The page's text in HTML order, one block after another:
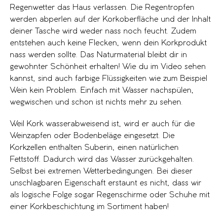
Regenwetter das Haus verlassen. Die Regentropfen
werden abperlen auf der Korkoberfläche und der Inhalt
deiner Tasche wird weder nass noch feucht. Zudem
entstehen auch keine Flecken, wenn dein Korkprodukt
nass werden sollte. Das Naturmaterial bleibt dir in
gewohnter Schönheit erhalten! Wie du im Video sehen
kannst, sind auch farbige Flüssigkeiten wie zum Beispiel
Wein kein Problem. Einfach mit Wasser nachspülen,
wegwischen und schon ist nichts mehr zu sehen.
Weil Kork wasserabweisend ist, wird er auch für die
Weinzapfen oder Bodenbeläge eingesetzt. Die
Korkzellen enthalten Suberin, einen natürlichen
Fettstoff. Dadurch wird das Wasser zurückgehalten.
Selbst bei extremen Wetterbedingungen. Bei dieser
unschlagbaren Eigenschaft erstaunt es nicht, dass wir
als logische Folge sogar Regenschirme oder Schuhe mit
einer Korkbeschichtung im Sortiment haben!